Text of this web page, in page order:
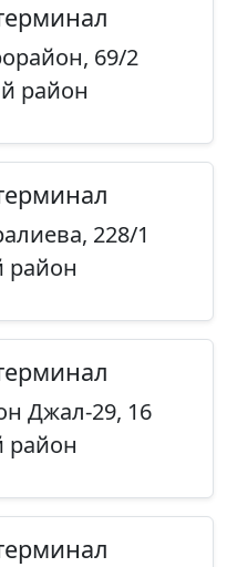
69/2
район
228/1
район
Джал-29, 16
район